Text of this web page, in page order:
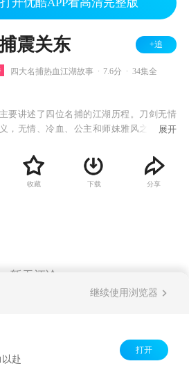
震关东 +追
四大名捕热血江湖故事 7.6分 34集全
要讲述了四位名捕的江湖历程。刀剑无情
，无情、冷血、公主和师妹雅风之间的情
满了波折和温情
展开
收藏 下载 分享
暂无评论
继续使用浏览器
赴
打开